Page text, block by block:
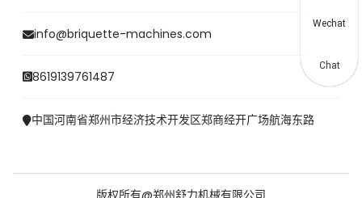
info@briquette-machines.com
8619139761487
中国河南省郑州市经济技术开发区郑商经开广场航海东路
版权所有@郑州舒力机械有限公司
Wechat
Chat